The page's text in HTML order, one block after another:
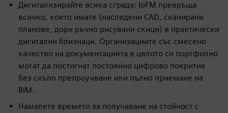
Дигитализирайте всяка сграда: IoFM превръща
всичко, което имате (наследени CAD, сканирани
планове, дори ръчно рисувани скици) в практически
дигитални близнаци. Организациите със смесено
качество на документацията в цялото си портфолио
могат да постигнат постоянно цифрово покритие
без скъпо препроучване или пълно приемане на
BIM.
Намалете времето за получаване на стойност с